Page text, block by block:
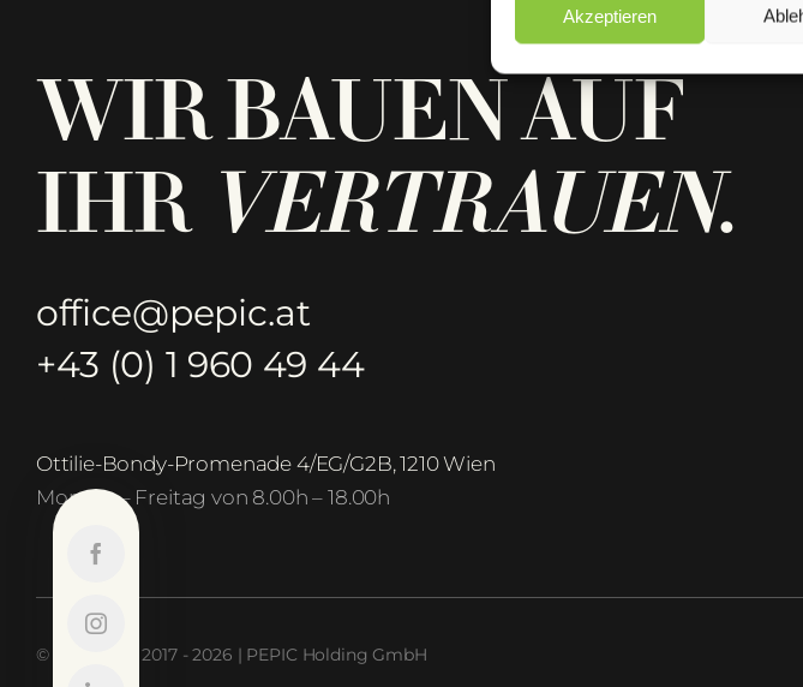
Akzeptieren
WIR BAUEN AUF
IHR VERTRAUEN.
office@pepic.at
+43 (0) 1 960 49 44
Ottilie-Bondy-Promenade 4/EG/G2B, 1210 Wien
Montag – Freitag von 8.00h – 18.00h
© Copyright 2017 - 2026 | PEPIC Holding GmbH